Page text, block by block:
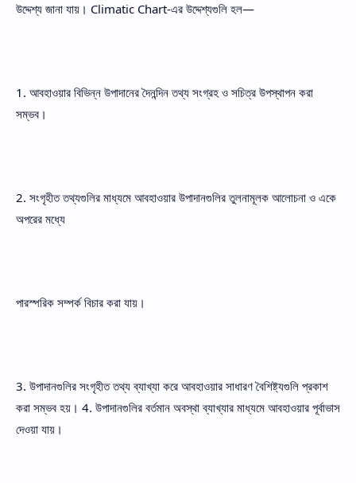
উদ্দেশ্য জানা যায়। Climatic Chart-এর উদ্দেশ্যগুলি হল—
1. আবহাওয়ার বিভিন্ন উপাদানের দৈনন্দিন তথ্য সংগ্রহ ও সচিত্র উপস্থাপন করা
সম্ভব।
2. সংগৃহীত তথ্যগুলির মাধ্যমে আবহাওয়ার উপাদানগুলির তুলনামূলক আলোচনা ও একে
অপরের মধ্যে
পারস্পরিক সম্পর্ক বিচার করা যায়।
3. উপাদানগুলির সংগৃহীত তথ্য ব্যাখ্যা করে আবহাওয়ার সাধারণ বৈশিষ্ট্যগুলি প্রকাশ
করা সম্ভব হয়। 4. উপাদানগুলির বর্তমান অবস্থা ব্যাখ্যার মাধ্যমে আবহাওয়ার পূর্বাভাস
দেওয়া যায়।